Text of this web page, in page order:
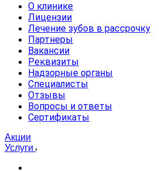
О клинике
Лицензии
Лечение зубов в рассрочку
Партнеры
Вакансии
Реквизиты
Надзорные органы
Специалисты
Отзывы
Вопросы и ответы
Сертификаты
Акции
Услуги